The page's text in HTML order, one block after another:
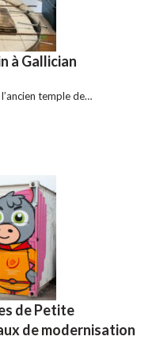
à Gallician
temple de…
de Petite
de modernisation